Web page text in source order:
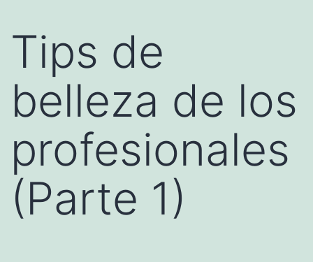
Tips de
belleza de los
profesionales
(Parte 1)